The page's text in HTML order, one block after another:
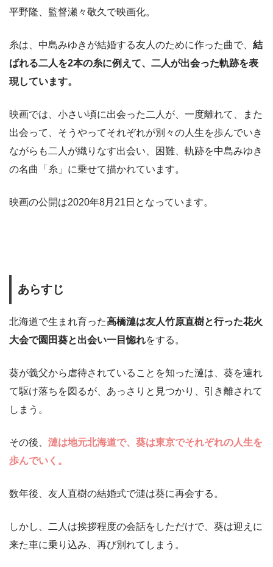
平野隆、監督瀬々敬久で映画化。
糸は、中島みゆきが結婚する友人のために作った曲で、 結
ばれる二人を2本の糸に例えて、二人が出会った軌跡を表
現しています。
映画では、小さい頃に出会った二人が、一度離れて、また
出会って、そうやってそれぞれが別々の人生を歩んでいき
ながらも二人が織りなす出会い、困難、軌跡を中島みゆき
の名曲「糸」に乗せて描かれています。
映画の公開は2020年8月21日となっています。
あらすじ
北海道で生まれ育った高橋漣は友人竹原直樹と行った花火
大会で園田葵と出会い一目惚れをする。
葵が義父から虐待されていることを知った漣は、葵を連れ
て駆け落ちを図るが、あっさりと見つかり、引き離されて
しまう。
その後、 漣は地元北海道で、葵は東京でそれぞれの人生を
歩んでいく。
数年後、友人直樹の結婚式で漣は葵に再会する。
しかし、二人は挨拶程度の会話をしただけで、葵は迎えに
来た車に乗り込み、再び別れてしまう。